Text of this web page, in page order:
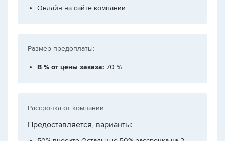
Онлайн на сайте компании
Размер предоплаты:
В % от цены заказа: 70 %
Рассрочка от компании:
Предоставляется, варианты: